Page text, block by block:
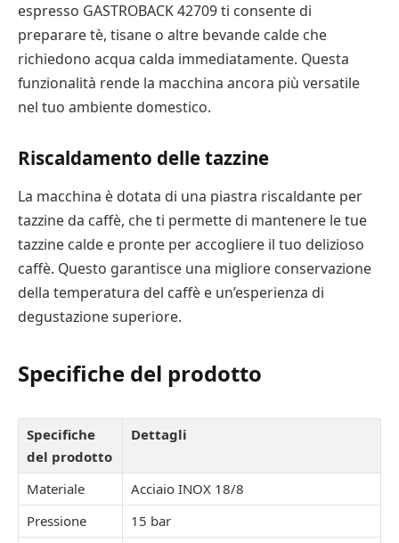
espresso GASTROBACK 42709 ti consente di
preparare tè, tisane o altre bevande calde che
richiedono acqua calda immediatamente. Questa
funzionalità rende la macchina ancora più versatile
nel tuo ambiente domestico.
Riscaldamento delle tazzine
La macchina è dotata di una piastra riscaldante per
tazzine da caffè, che ti permette di mantenere le tue
tazzine calde e pronte per accogliere il tuo delizioso
caffè. Questo garantisce una migliore conservazione
della temperatura del caffè e un’esperienza di
degustazione superiore.
Specifiche del prodotto
Specifiche
del prodotto
Dettagli
Materiale
Acciaio INOX 18/8
Pressione
15 bar